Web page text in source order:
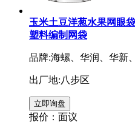
玉米土豆洋葱水果网眼
塑料编制网袋
品牌:海螺、华润、华新
出厂地:八步区
报价： 面议